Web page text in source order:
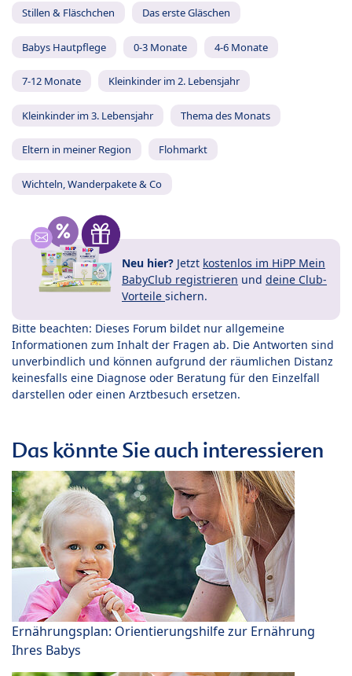
Stillen & Fläschchen Das erste Gläschen
Babys Hautpflege 0-3 Monate 4-6 Monate
7-12 Monate Kleinkinder im 2. Lebensjahr
Kleinkinder im 3. Lebensjahr Thema des Monats
Eltern in meiner Region Flohmarkt
Wichteln, Wanderpakete & Co
Neu hier? Jetzt kostenlos im HiPP Mein
BabyClub registrieren und deine Club-
Vorteile sichern.
Bitte beachten: Dieses Forum bildet nur allgemeine
Informationen zum Inhalt der Fragen ab. Die Antworten sind
unverbindlich und können aufgrund der räumlichen Distanz
keinesfalls eine Diagnose oder Beratung für den Einzelfall
darstellen oder einen Arztbesuch ersetzen.
Das könnte Sie auch interessieren
Ernährungsplan: Orientierungshilfe zur Ernährung
Ihres Babys